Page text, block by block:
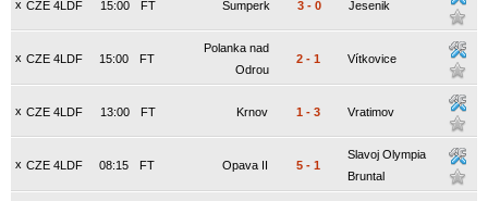
x CZE 4LDF FT
15:00 Šumperk 3 - 0 Jesenik
x CZE 4LDF FT
15:00
Polanka nad
Odrou
2 - 1 Vítkovice
x CZE 4LDF FT
13:00 Krnov 1 - 3 Vratimov
x CZE 4LDF FT
08:15 Opava II 5 - 1
Slavoj Olympia
Bruntal